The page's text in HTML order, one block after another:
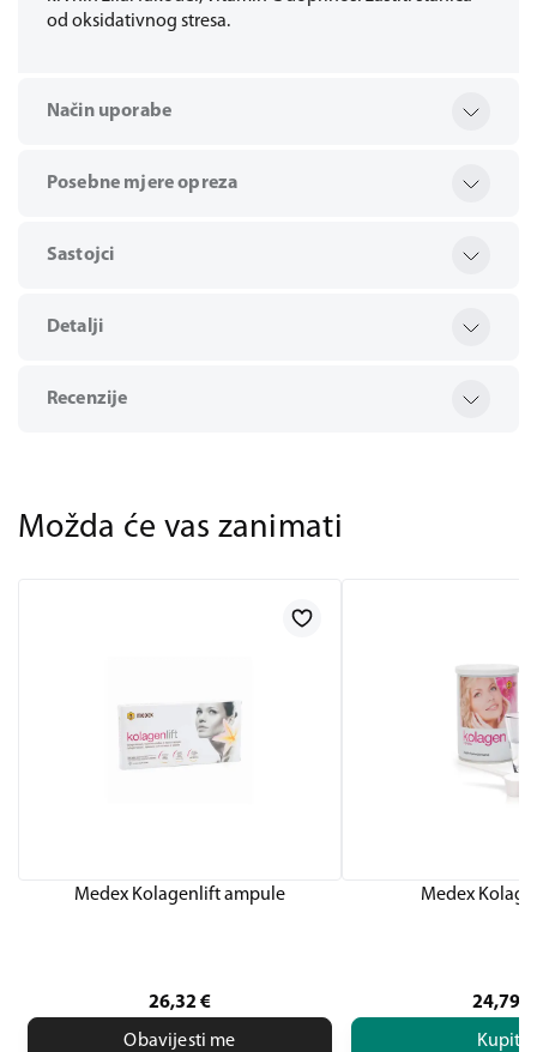
od oksidativnog stresa.
Način uporabe
Posebne mjere opreza
Sastojci
Detalji
Recenzije
Možda će vas zanimati
Medex Kolagenlift ampule
26,32 €
Obavijesti me
Medex
24,79
Kupite